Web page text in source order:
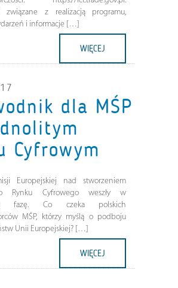
związane z realizacją programu,
i informacje […]
WIĘCEJ
dla MŚP
Cyfrowym
Europejskiej nad stworzeniem
Rynku Cyfrowego weszły w
fazę. Co czeka polskich
MŚP, którzy myślą o podboju
Unii Europejskiej? […]
WIĘCEJ